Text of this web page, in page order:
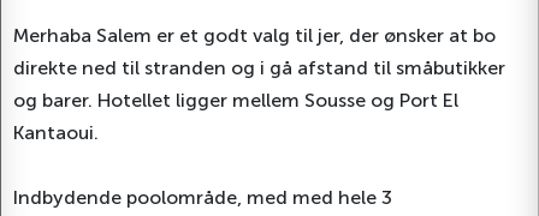
Merhaba Salem er et godt valg til jer, der ønsker at bo
direkte ned til stranden og i gå afstand til småbutikker
og barer. Hotellet ligger mellem Sousse og Port El
Kantaoui.
Indbydende poolområde, med med hele 3